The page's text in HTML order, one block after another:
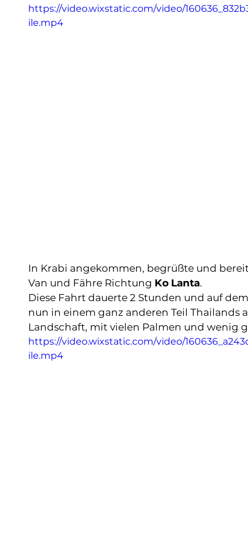
https://video.wixstatic.com/video/
ile.mp4
In Krabi angekommen, begrüßte und
Van und Fähre Richtung Ko Lanta.
Diese Fahrt dauerte 2 Stunden und auf
nun in einem ganz anderen Teil Thailands
Landschaft, mit vielen Palmen und wenig
https://video.wixstatic.com/video/
ile.mp4